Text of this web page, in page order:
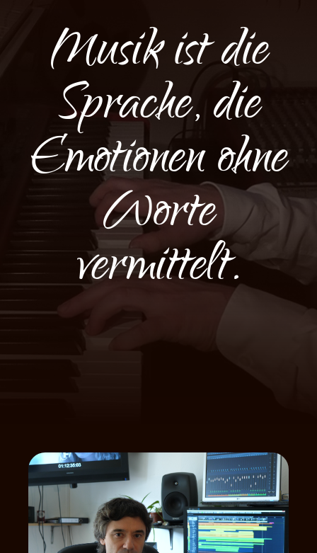
Musik ist die
Sprache, die
Emotionen ohne
Worte
vermittelt.